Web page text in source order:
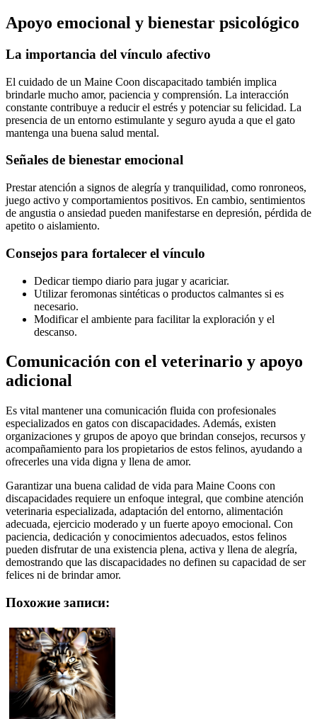
Apoyo emocional y bienestar psicológico
La importancia del vínculo afectivo
El cuidado de un Maine Coon discapacitado también implica
brindarle mucho amor, paciencia y comprensión. La interacción
constante contribuye a reducir el estrés y potenciar su felicidad. La
presencia de un entorno estimulante y seguro ayuda a que el gato
mantenga una buena salud mental.
Señales de bienestar emocional
Prestar atención a signos de alegría y tranquilidad, como ronroneos,
juego activo y comportamientos positivos. En cambio, sentimientos
de angustia o ansiedad pueden manifestarse en depresión, pérdida de
apetito o aislamiento.
Consejos para fortalecer el vínculo
Dedicar tiempo diario para jugar y acariciar.
Utilizar feromonas sintéticas o productos calmantes si es
necesario.
Modificar el ambiente para facilitar la exploración y el
descanso.
Comunicación con el veterinario y apoyo
adicional
Es vital mantener una comunicación fluida con profesionales
especializados en gatos con discapacidades. Además, existen
organizaciones y grupos de apoyo que brindan consejos, recursos y
acompañamiento para los propietarios de estos felinos, ayudando a
ofrecerles una vida digna y llena de amor.
Garantizar una buena calidad de vida para Maine Coons con
discapacidades requiere un enfoque integral, que combine atención
veterinaria especializada, adaptación del entorno, alimentación
adecuada, ejercicio moderado y un fuerte apoyo emocional. Con
paciencia, dedicación y conocimientos adecuados, estos felinos
pueden disfrutar de una existencia plena, activa y llena de alegría,
demostrando que las discapacidades no definen su capacidad de ser
felices ni de brindar amor.
Похожие записи: